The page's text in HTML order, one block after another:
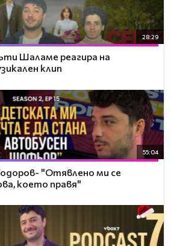
28:29
Шаламе реагира на
клип
55:04
"Отявлено ми се
което правя"